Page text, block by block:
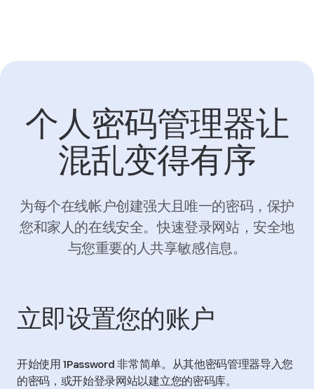
个人密码管理器让
混乱变得有序
为每个在线帐户创建强大且唯一的密码，保护
您和家人的在线安全。快速登录网站，安全地
与您重要的人共享敏感信息。
立即设置您的账户
开始使用 1Password 非常简单。从其他密码管理器导入您
的密码，或开始登录网站以建立您的密码库。